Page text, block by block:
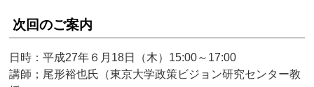
次回のご案内
日時：平成27年６月18日（木）15:00～17:00
講師；尾形裕也氏（東京大学政策ビジョン研究センター教